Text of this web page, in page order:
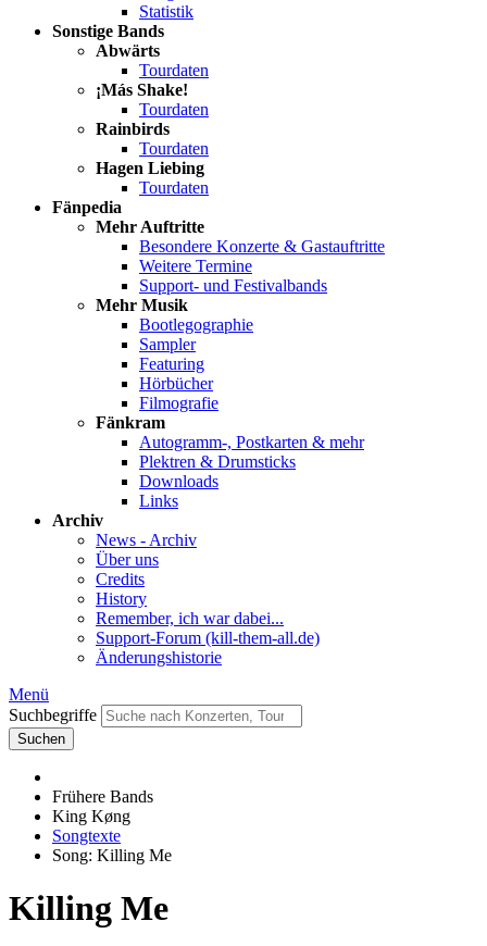
Statistik
Sonstige Bands
Abwärts
Tourdaten
¡Más Shake!
Tourdaten
Rainbirds
Tourdaten
Hagen Liebing
Tourdaten
Fänpedia
Mehr Auftritte
Besondere Konzerte & Gastauftritte
Weitere Termine
Support- und Festivalbands
Mehr Musik
Bootlegographie
Sampler
Featuring
Hörbücher
Filmografie
Fänkram
Autogramm-, Postkarten & mehr
Plektren & Drumsticks
Downloads
Links
Archiv
News - Archiv
Über uns
Credits
History
Remember, ich war dabei...
Support-Forum (kill-them-all.de)
Änderungshistorie
Menü
Suchbegriffe
Suchen
Frühere Bands
King Køng
Songtexte
Song: Killing Me
Killing Me